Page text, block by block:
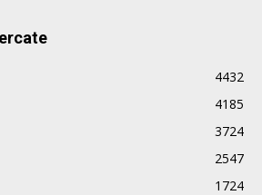
4432
4185
3724
2547
1724